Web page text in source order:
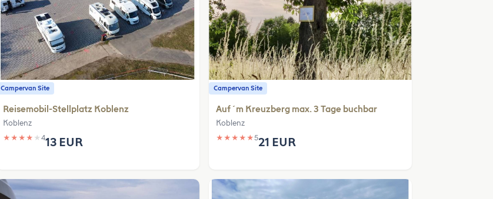
Campervan Site
Reisemobil-Stellplatz Koblenz
Koblenz
★ ★ ★ ★ ★413 EUR
Campervan Site
Auf´m Kreuzberg max. 3 Tage buchbar
Koblenz
★ ★ ★ ★ ★521 EUR